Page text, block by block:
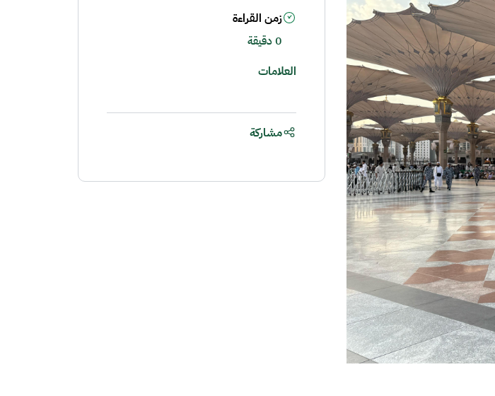
زمن القراءة
0 دقيقة
العلامات
مشاركة